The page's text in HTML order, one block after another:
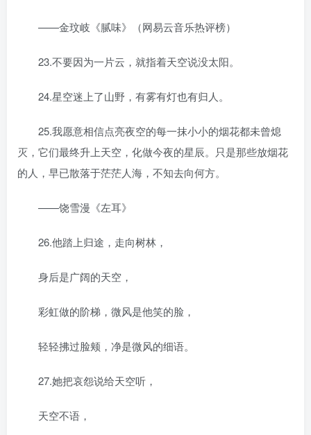
——金玟岐《腻味》（网易云音乐热评榜）
23.不要因为一片云，就指着天空说没太阳。
24.星空迷上了山野，有雾有灯也有归人。
25.我愿意相信点亮夜空的每一抹小小的烟花都未曾熄
灭，它们最终升上天空，化做今夜的星辰。只是那些放烟花
的人，早已散落于茫茫人海，不知去向何方。
——饶雪漫《左耳》
26.他踏上归途，走向树林，
身后是广阔的天空，
彩虹做的阶梯，微风是他笑的脸，
轻轻拂过脸颊，净是微风的细语。
27.她把哀怨说给天空听，
天空不语，